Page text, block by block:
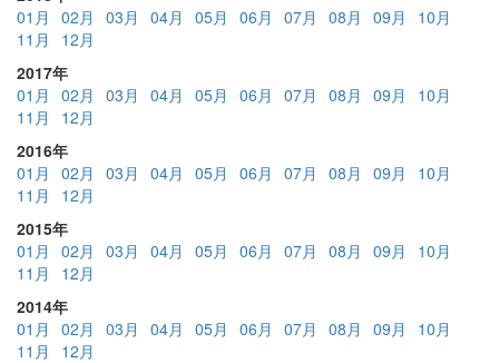
01月
02月 03月 04月 05月 06月 07月 08月 09月
10月
11月
12月
2017年
01月
02月 03月 04月 05月 06月 07月 08月 09月
10月
11月
12月
2016年
01月
02月 03月 04月 05月 06月 07月 08月 09月
10月
11月
12月
2015年
01月
02月 03月 04月 05月 06月 07月 08月 09月
10月
11月
12月
2014年
01月
02月 03月 04月 05月 06月 07月 08月 09月
10月
11月
12月